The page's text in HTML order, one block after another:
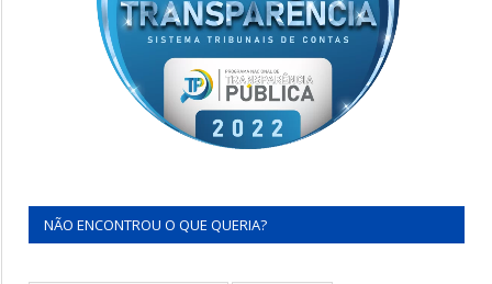
NÃO ENCONTROU O QUE QUERIA?